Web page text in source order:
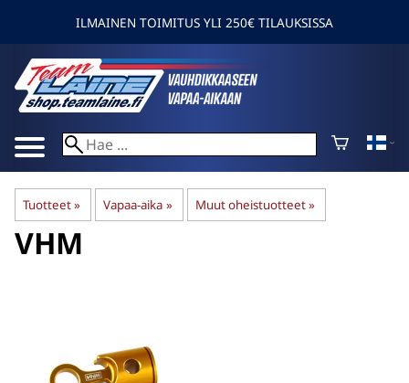
ILMAINEN TOIMITUS YLI 250€ TILAUKSISSA
Tuotteet‪» Vapaa-aika ‪» Muut oheistuotteet‪»
VHM